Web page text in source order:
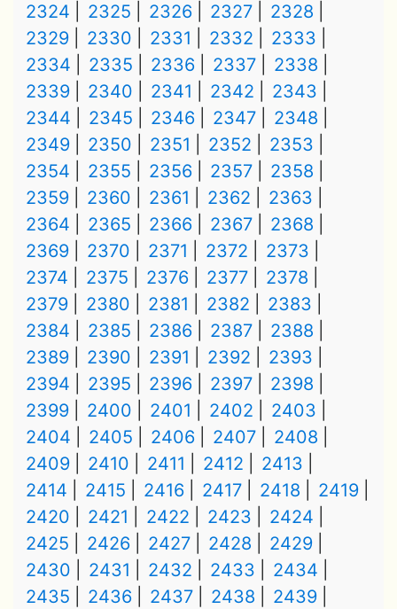
2324
2325 2326 2327
2328
2329
2330 2331 2332
2333
2334
2335 2336 2337
2338
2339
2340 2341 2342
2343
2344
2345 2346 2347
2348
2349
2350 2351 2352
2353
2354
2355 2356 2357
2358
2359
2360 2361 2362
2363
2364
2365 2366 2367
2368
2369
2370 2371 2372
2373
2374
2375 2376 2377
2378
2379
2380 2381 2382
2383
2384
2385 2386 2387
2388
2389
2390 2391 2392
2393
2394
2395 2396 2397
2398
2399
2400 2401 2402
2403
2404
2405 2406 2407
2408
2409
2410 2411 2412
2413
2414
2415 2416 2417 2418
2419
2420
2421 2422 2423
2424
2425
2426 2427 2428
2429
2430
2431 2432 2433
2434
2435
2436 2437 2438
2439